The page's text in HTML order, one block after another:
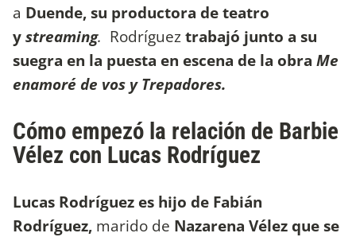
a Duende, su productora de teatro
ystreaming. Rodrígueztrabajó junto a su
suegra en la puesta en escena de la obra Me
enamoré de vos y Trepadores.
Cómo empezó la relación de Barbie
Vélez con Lucas Rodríguez
Lucas Rodríguez es hijo de Fabián
Rodríguez, marido de Nazarena Vélez que se